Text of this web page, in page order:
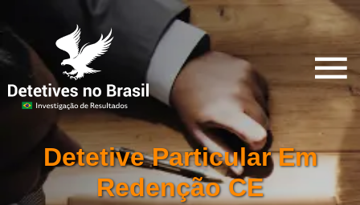
Detetive Particular Em
Redenção CE